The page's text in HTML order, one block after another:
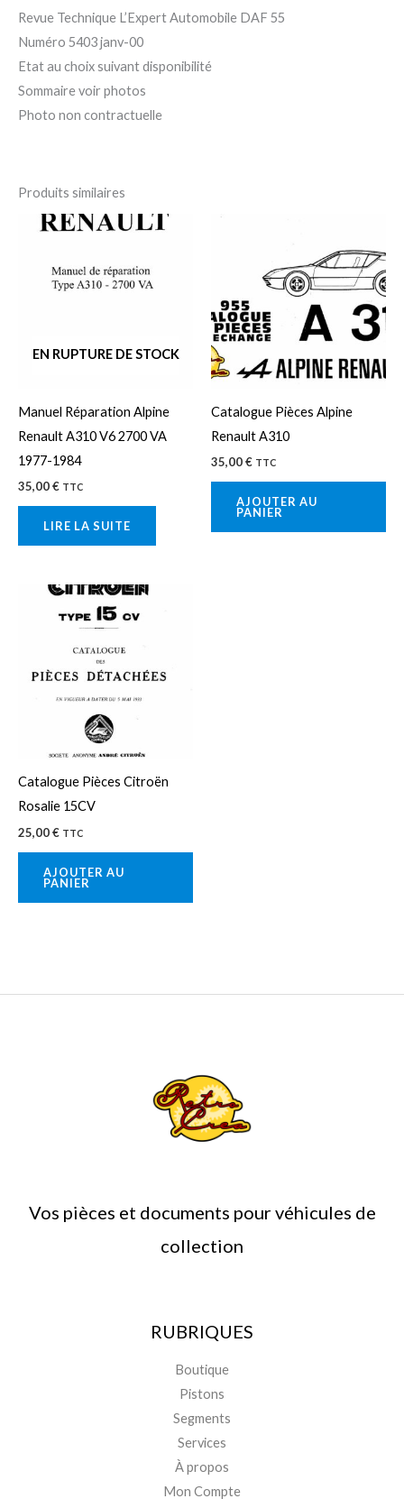
Revue Technique L’Expert Automobile DAF 55
Numéro 5403 janv-00
Etat au choix suivant disponibilité
Sommaire voir photos
Photo non contractuelle
Produits similaires
EN RUPTURE DE STOCK
Manuel Réparation Alpine
Renault A310 V6 2700 VA
1977-1984
35,00€ TTC
LIRE LA SUITE
Catalogue Pièces Alpine
Renault A310
35,00€ TTC
AJOUTER AU
PANIER
Catalogue Pièces Citroën
Rosalie 15CV
25,00€ TTC
AJOUTER AU
PANIER
Vos pièces et documents pour véhicules de
collection
RUBRIQUES
Boutique
Pistons
Segments
Services
À propos
Mon Compte